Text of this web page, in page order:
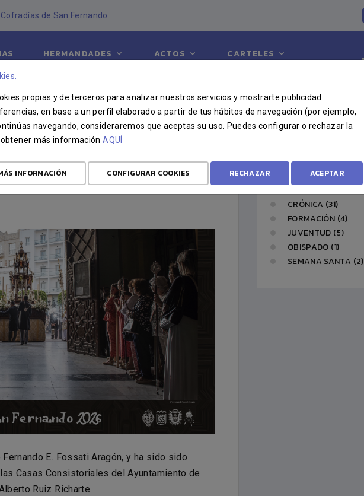
de San Fernando
HERMANDADES ACTOS
CARTELES
2026
E. Fossati Aragón, y ha sido sido
Casas Consistoriales del Ayuntamiento de
Ruiz Richarte.
CATEGORÍAS
CRÓNICA (31)
FORMACIÓN (4)
JUVENTUD (5)
OBISPADO (1)
SEMANA SANTA (2)
propias y de terceros para analizar nuestros servicios y mostrarte publicidad
en base a un perfil elaborado a partir de tus hábitos de navegación (por ejemplo,
navegando, consideraremos que aceptas su uso. Puedes configurar o rechazar la
más informaciónAQUÍ
INFORMACIÓN CONFIGURAR COOKIES RECHAZAR ACEPTAR